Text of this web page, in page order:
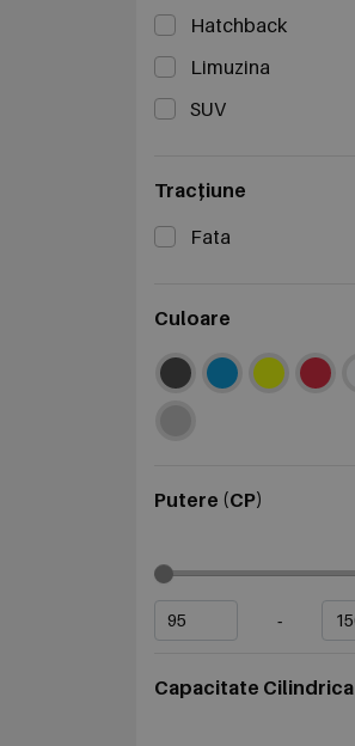
Hatchback
Limuzina
SUV
Tracțiune
Fata
Culoare
Putere (CP)
-
Capacitate Cilindrica